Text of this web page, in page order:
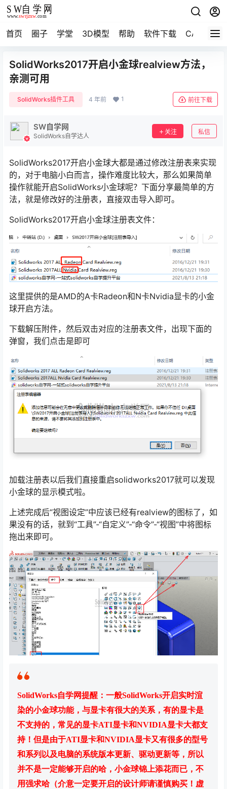
首页 圈子 学堂 3D模型 帮助 软件下载 CAD资料
SolidWorks2017开启小金球realview方法，
亲测可用
SolidWorks插件工具 4 年前 1 前往下载
SW自学网
SolidWorks自学达人
关注 私信
SolidWorks2017开启小金球大都是通过修改注册表来实现
的，对于电脑小白而言，操作难度比较大，那么如果简单
操作就能开启SolidWorks小金球呢？下面分享最简单的方
法，就是修改好的注册表，直接双击导入即可。
SolidWorks2017开启小金球注册表文件：
这里提供的是AMD的A卡Radeon和N卡Nvidia显卡的小金
球开启方法。
下载解压附件，然后双击对应的注册表文件，出现下面的
弹窗，我们点击是即可
加载注册表以后我们直接重启solidworks2017就可以发现
小金球的显示模式啦。
上述完成后“视图设定”中应该已经有realview的图标了，如
果没有的话，就到“工具”-“自定义”-“命令”-“视图”中将图标
拖出来即可。
SolidWorks自学网提醒：一般SolidWorks开启实时渲
染的小金球功能，与显卡有很大的关系，有的显卡是
不支持的，常见的显卡ATI显卡和NVIDIA显卡大都支
持！但是由于ATI显卡和NVIDIA显卡又有很多的型号
和系列以及电脑的系统版本更新、驱动更新等，所以
并不是一定能够开启的哈，小金球锦上添花而已，不
用强求哈（介意一定要开启的设计师请谨慎购买！虚